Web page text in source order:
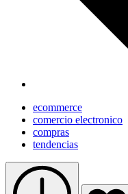
ecommerce
comercio electronico
compras
tendencias